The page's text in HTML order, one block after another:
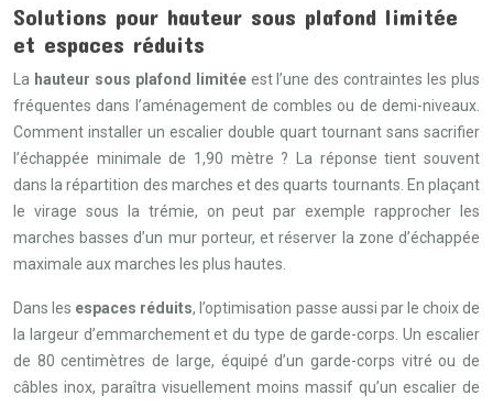
Solutions pour hauteur sous plafond limitée
et espaces réduits
La hauteur sous plafond limitéeest l’une des contraintes les plus
fréquentes dans l’aménagement de combles ou de demi-niveaux.
Comment installer un escalier double quart tournant sans sacrifier
l’échappée minimale de 1,90 mètre ? La réponse tient souvent
dans la répartition des marches et des quarts tournants. En plaçant
le virage sous la trémie, on peut par exemple rapprocher les
marches basses d’un mur porteur, et réserver la zone d’échappée
maximale aux marches les plus hautes.
Dans les espaces réduits, l’optimisation passe aussi par le choix de
la largeur d’emmarchement et du type de garde-corps. Un escalier
de 80 centimètres de large, équipé d’un garde-corps vitré ou de
câbles inox, paraîtra visuellement moins massif qu’un escalier de